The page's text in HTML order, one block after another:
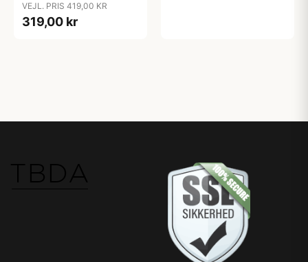
VEJL. PRIS 419,00 KR
319,00 kr